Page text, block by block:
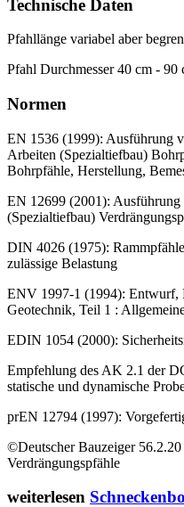
Technische Daten
Pfahllänge variabel aber
Pfahl Durchmesser 40 cm - 90
Normen
EN 1536 (1999): Ausführung
Arbeiten (Spezialtiefbau)
Bohrpfähle, Herstellung,
EN 12699 (2001): Ausführung
(Spezialtiefbau)
DIN 4026 (1975):
zulässige Belastung
ENV 1997-1 (1994): Entwurf,
Geotechnik, Teil 1 :
EDIN 1054 (2000):
Empfehlung des AK 2.1 der
statische und dynamische
prEN 12794 (1997):
©Deutscher Bauzeiger
Verdrängungspfähle
weiterlesen